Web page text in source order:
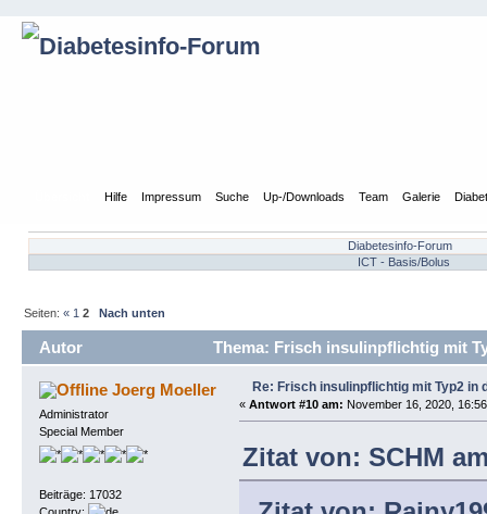
Hilfe Impressum Suche Up-/Downloads Team Galerie
Diabetesinfo-Forum
ICT - Basis/Bolus
Seiten:« 1 2 Nach unten
Autor Thema: Frisch insulinpflichtig mit
Joerg Moeller
Administrator
Special Member
Beiträge: 17032
Re: Frisch insulinpflichtig mit Typ2 in
« Antwort #10 am: November 16, 2020,
Zitat von: SCHM